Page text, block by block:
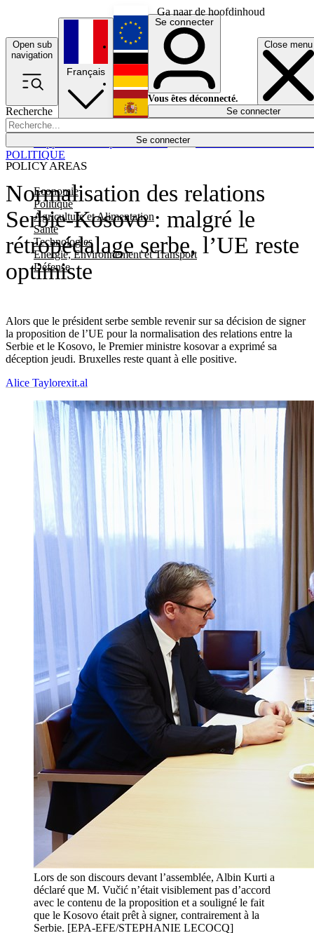
Ga naar de hoofdinhoud
Open sub
navigation
Close menu
Recherche
Se connecter
POLICY AREAS
Economie
Politique
Agriculture et Alimentation
Santé
Technologies
Energie, Environnement et Transport
Défense
Économie
Français
English
Deutsch
Español
Se connecter
Vous êtes déconnecté.
Se connecter
Normalisation des relations
Serbie-Kosovo : malgré le
rétropédalage serbe, l’UE reste
optimiste
Alors que le président serbe semble revenir sur sa décision de signer
la proposition de l’UE pour la normalisation des relations entre la
Serbie et le Kosovo, le Premier ministre kosovar a exprimé sa
déception jeudi. Bruxelles reste quant à elle positive.
POLITIQUE
Alice Taylorexit.al
Lors de son discours devant l’assemblée, Albin Kurti a
déclaré que M. Vučić n’était visiblement pas d’accord
avec le contenu de la proposition et a souligné le fait
que le Kosovo était prêt à signer, contrairement à la
Serbie. [EPA-EFE/STEPHANIE LECOCQ]